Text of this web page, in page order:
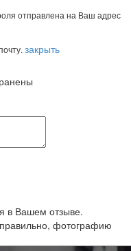
отправлена на Ваш адрес
закрыть
в Вашем отзыве.
фотографию